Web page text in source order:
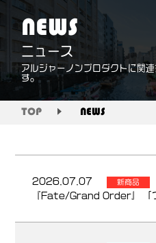
NEWS
ニュース
アルジャーノンプロダクトに関
す。
TOP NEWS
2026.07.07 新商品